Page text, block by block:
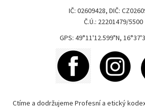
IČ: 02609428, DIČ:
Č.Ú.: 22201479/5500
GPS: 49°11'12.599"N,
Ctíme a dodržujeme Profesní a etický